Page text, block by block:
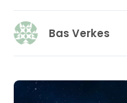
Bas Verkes